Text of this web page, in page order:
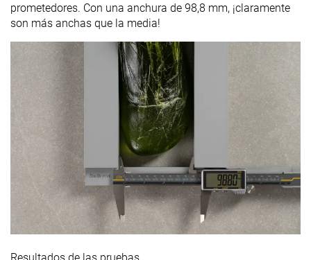
prometedores. Con una anchura de 98,8 mm, ¡claramente
son más anchas que la media!